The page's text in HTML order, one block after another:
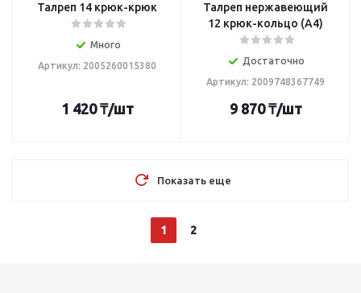
Талреп 14 крюк-крюк
Много
Артикул: 2005260015380
1 420₸/шт
Талреп нержавеющий
12 крюк-кольцо (А4)
Достаточно
Артикул: 2009748367749
9 870₸/шт
Показать еще
1 2